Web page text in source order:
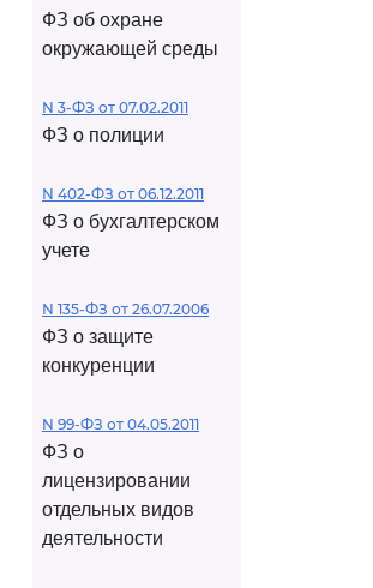
ФЗ об охране
окружающей среды
N 3-ФЗ от 07.02.2011
ФЗ о полиции
N 402-ФЗ от 06.12.2011
ФЗ о бухгалтерском
учете
N 135-ФЗ от 26.07.2006
ФЗ о защите
конкуренции
N 99-ФЗ от 04.05.2011
ФЗ о
лицензировании
отдельных видов
деятельности